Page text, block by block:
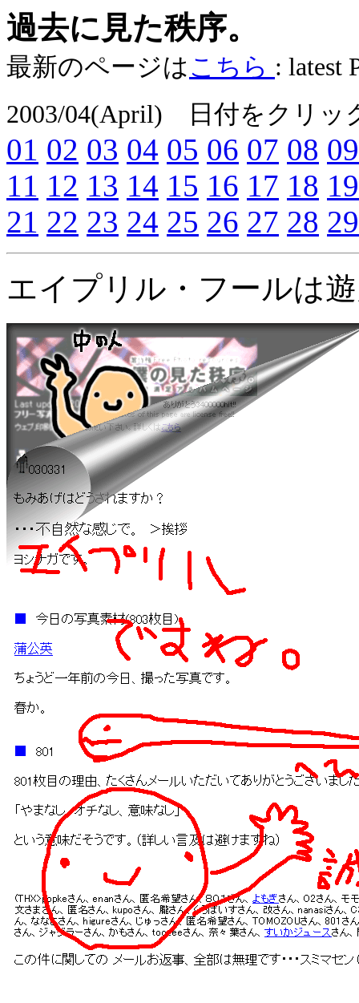
過去に見た秩序。
最新のページはこちら : latest
2003/04(April) 日付をクリッ
01 02 03 04 05 06 07 08 09
11 12 13 14 15 16 17 18 19
21 22 23 24 25 26 27 28 29
エイプリル・フールは